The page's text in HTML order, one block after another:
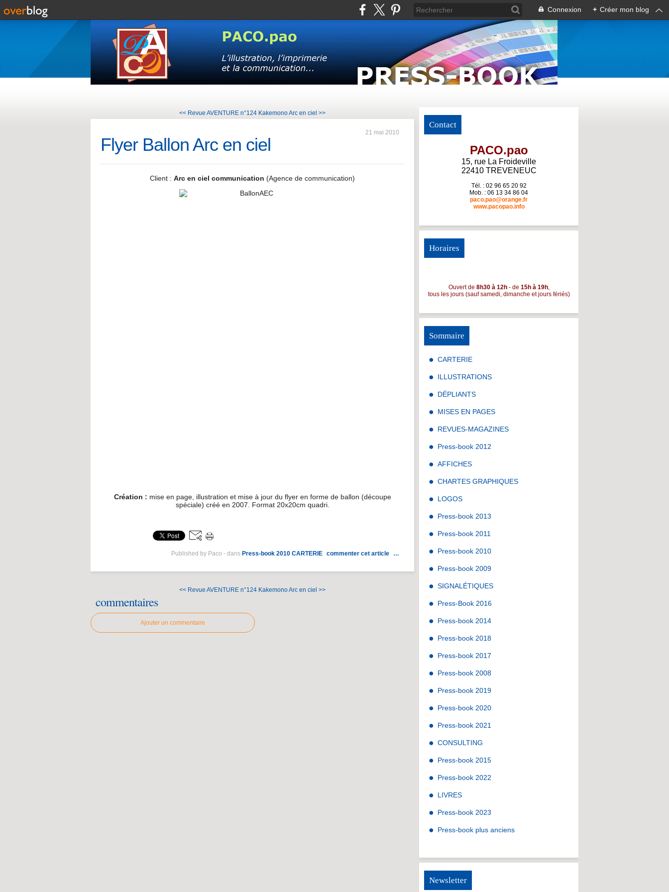
Connexion + Créer mon blog
<< Revue AVENTURE n°124 Kakemono Arc en ciel >>
21 mai 2010
Flyer Ballon Arc en ciel
Client : Arc en ciel communication (Agence de communication)
Création : mise en page, illustration et mise à jour du flyer en forme de ballon (découpe
spéciale) créé en 2007. Format 20x20cm quadri.
Published by Paco - dans Press-book 2010 CARTERIE commenter cet article …
<< Revue AVENTURE n°124 Kakemono Arc en ciel >>
commentaires
Ajouter un commentaire
Contact
PACO.pao
15, rue La Froideville
22410 TREVENEUC
Tél. : 02 96 65 20 92
Mob. : 06 13 34 86 04
paco.pao@orange.fr
www.pacopao.info
Horaires
Ouvert de 8h30 à 12h- de 15h à 19h,
tous les jours (sauf samedi, dimanche et jours fériés)
Sommaire
CARTERIE
ILLUSTRATIONS
DÉPLIANTS
MISES EN PAGES
REVUES-MAGAZINES
Press-book 2012
AFFICHES
CHARTES GRAPHIQUES
LOGOS
Press-book 2013
Press-book 2011
Press-book 2010
Press-book 2009
SIGNALÉTIQUES
Press-Book 2016
Press-book 2014
Press-book 2018
Press-book 2017
Press-book 2008
Press-book 2019
Press-book 2020
Press-book 2021
CONSULTING
Press-book 2015
Press-book 2022
LIVRES
Press-book 2023
Press-book plus anciens
Newsletter